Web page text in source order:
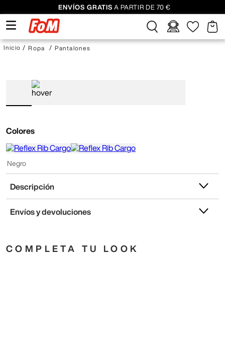
ENVÍOS GRATIS A PARTIR DE 70 €
Ropa Pantalones
Colores
Negro
Descripción
Envíos y devoluciones
COMPLETA TU LOOK